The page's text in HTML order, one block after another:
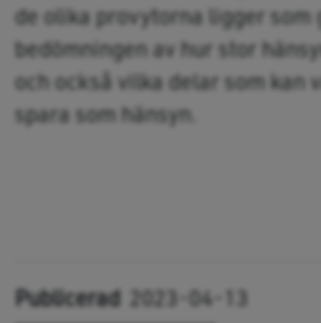
de olika provytorna ligger som
bedömningen av hur stor
och också vilka delar som kan
spara som hänsyn.
Publicerad 2023-04-13